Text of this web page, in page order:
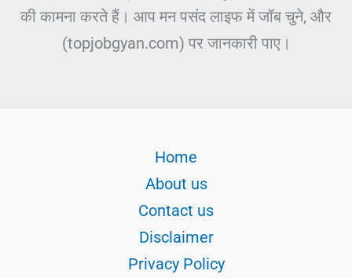
की कामना करते हैं। आप मन पसंद लाइफ में जॉब चुने, और
(topjobgyan.com) पर जानकारी पाए।
Home
About us
Contact us
Disclaimer
Privacy Policy